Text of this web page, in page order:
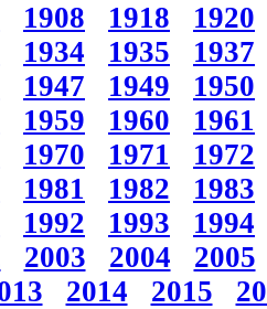
1908 1918
1920
1934 1935
1937
1947 1949
1950
1959 1960
1961
1970 1971
1972
1981 1982
1983
1992 1993
1994
2003 2004
2005
2014 2015